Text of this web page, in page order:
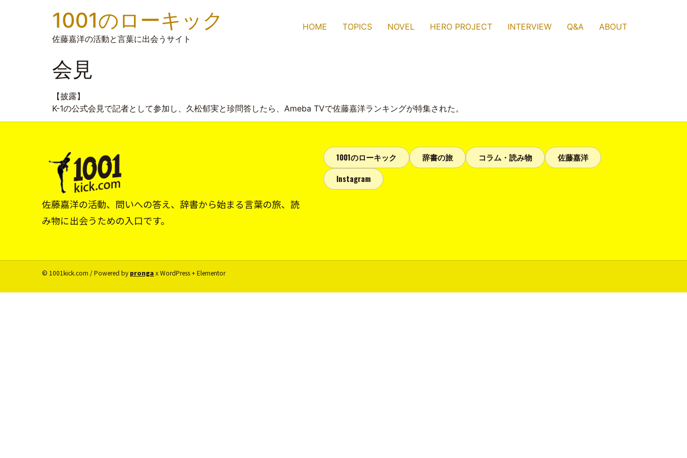
1001のローキック
佐藤嘉洋の活動と言葉に出会うサイト
HOME TOPICS NOVEL HERO PROJECT INTERVIEW Q&A ABOUT
会見
【披露】
K-1の公式会見で記者として参加し、久松郁実と珍問答したら、Ameba TVで佐藤嘉洋ランキングが特集された。
佐藤嘉洋の活動、問いへの答え、辞書から始まる言葉の旅、読
み物に出会うための入口です。
1001のローキック 辞書の旅 コラム・読み物
佐藤嘉洋
Instagram
© 1001kick.com / Powered by prongax WordPress + Elementor